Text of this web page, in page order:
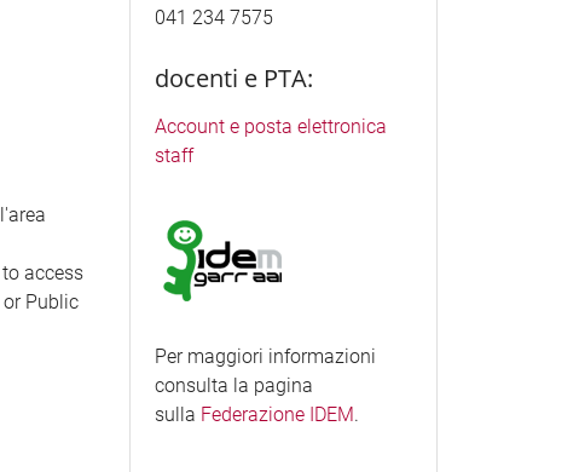
access
Public
041 234 7575
docenti e PTA:
Account e posta elettronica
staff
Per maggiori informazioni
consulta la pagina
sulla Federazione IDEM.